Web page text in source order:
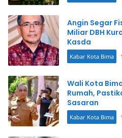
Angin Segar
Miliar DBH
Kasda
Kabar Kota Bima
Wali Kota
Rumah,
Sasaran
Kabar Kota Bima